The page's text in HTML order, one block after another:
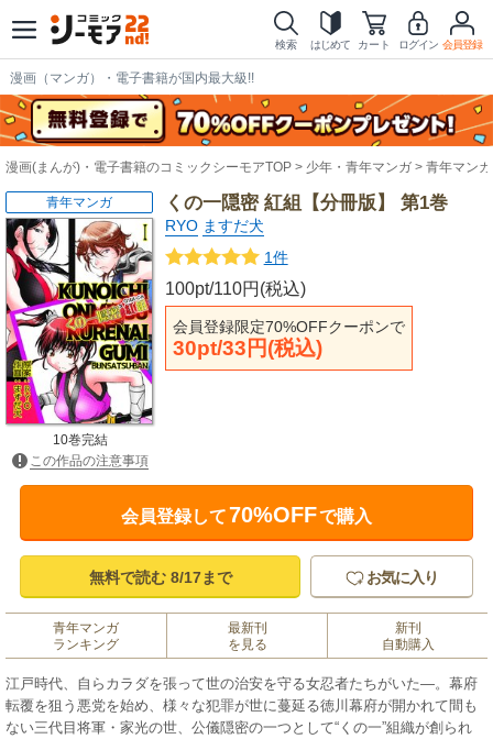
検索 はじめて カート ログイン 会員登録
漫画（マンガ）・電子書籍が国内最大級!!
漫画(まんが)・電子書籍のコミックシーモアTOP 少年・青年マンガ 青年マンガ
くの一隠密 紅組【分冊版】 第1巻
RYO ますだ犬
1件
100pt/110円(税込)
会員登録限定70%OFFクーポンで
30pt/33円(税込)
青年マンガ
10巻完結
この作品の注意事項
会員登録して70%OFFで購入
無料で読む 8/17まで お気に入り
青年マンガ
ランキング
最新刊
を見る
新刊
自動購入
江戸時代、自らカラダを張って世の治安を守る女忍者たちがいた―。幕府
転覆を狙う悪党を始め、様々な犯罪が世に蔓延る徳川幕府が開かれて間も
ない三代目将軍・家光の世、公儀隠密の一つとして“くの一”組織が創られ